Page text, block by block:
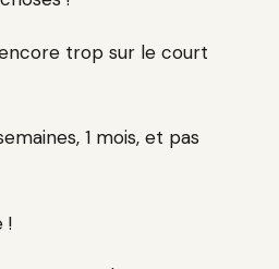
trop sur le court
1 mois, et pas
!